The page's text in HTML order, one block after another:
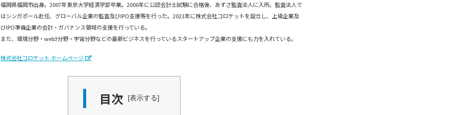
福岡県福岡市出身。2007年東京大学経済学部卒業。2006年に公認会計士試験に合格後、あずさ監査法人に入所。監査法人で
はシンガポール赴任、グローバル企業の監査及びIPO支援等を行った。2021年に株式会社コロケットを設立し、上場企業及
びIPO準備企業の会計・ガバナンス領域の支援を行っている。
また、環境分野・web3分野・宇宙分野などの最新ビジネスを行っているスタートアップ企業の支援にも力を入れている。
株式会社コロケット ホームページ
目次 表示する